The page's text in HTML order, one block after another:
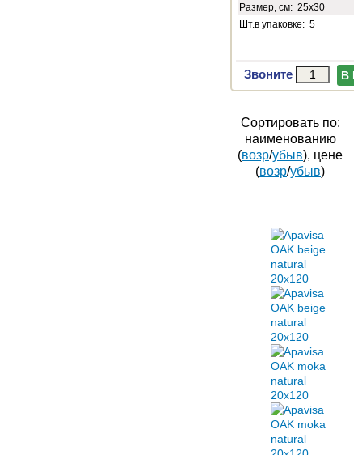
Размер, см: 25x30
Шт.в упаковке: 5
Звоните В
Сортировать по:
наименованию
(возр/убыв), цене
(возр/убыв)